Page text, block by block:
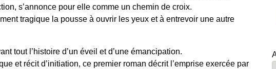
s’annonce pour elle comme un chemin de croix.
tragique la pousse à ouvrir les yeux et à entrevoir une autre
tout l’histoire d’un éveil et d’une émancipation.
et récit d’initiation, ce premier roman décrit l’emprise exercée par